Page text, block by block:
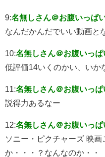
9:名無しさん＠お腹いっぱ
なんだかんだでいい動画と
10:名無しさん＠お腹いっぱ
低評価14いくのかい、いか
11:名無しさん＠お腹いっぱ
説得力あるなー
12:名無しさん＠お腹いっぱ
ソニー・ピクチャーズ 映
か・・・？なんなのか・・